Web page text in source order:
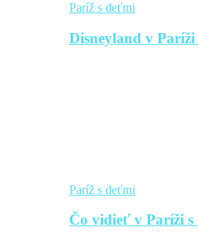
Paríž s deťmi
Disneyland v
Paríž s deťmi
Čo vidieť v Paríži